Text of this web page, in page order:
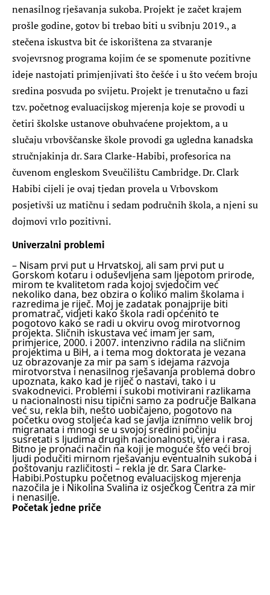
nenasilnog rješavanja sukoba. Projekt je začet krajem
prošle godine, gotov bi trebao biti u svibnju 2019., a
stečena iskustva bit će iskorištena za stvaranje
svojevrsnog programa kojim će se spomenute pozitivne
ideje nastojati primjenjivati što češće i u što većem broju
sredina posvuda po svijetu. Projekt je trenutačno u fazi
tzv. početnog evaluacijskog mjerenja koje se provodi u
četiri školske ustanove obuhvaćene projektom, a u
slučaju vrbovščanske škole provodi ga ugledna kanadska
stručnjakinja dr. Sara Clarke-Habibi, profesorica na
čuvenom engleskom Sveučilištu Cambridge. Dr. Clark
Habibi cijeli je ovaj tjedan provela u Vrbovskom
posjetivši uz matičnu i sedam područnih škola, a njeni su
dojmovi vrlo pozitivni.
Univerzalni problemi
– Nisam prvi put u Hrvatskoj, ali sam prvi put u
Gorskom kotaru i oduševljena sam ljepotom prirode,
mirom te kvalitetom rada kojoj svjedočim već
nekoliko dana, bez obzira o koliko malim školama i
razredima je riječ. Moj je zadatak ponajprije biti
promatrač, vidjeti kako škola radi općenito te
pogotovo kako se radi u okviru ovog mirotvornog
projekta. Sličnih iskustava već imam jer sam,
primjerice, 2000. i 2007. intenzivno radila na sličnim
projektima u BiH, a i tema mog doktorata je vezana
uz obrazovanje za mir pa sam s idejama razvoja
mirotvorstva i nenasilnog rješavanja problema dobro
upoznata, kako kad je riječ o nastavi, tako i u
svakodnevici. Problemi i sukobi motivirani razlikama
u nacionalnosti nisu tipični samo za područje Balkana
već su, rekla bih, nešto uobičajeno, pogotovo na
početku ovog stoljeća kad se javlja iznimno velik broj
migranata i mnogi se u svojoj sredini počinju
susretati s ljudima drugih nacionalnosti, vjera i rasa.
Bitno je pronaći način na koji je moguće što veći broj
ljudi podučiti mirnom rješavanju eventualnih sukoba i
poštovanju različitosti – rekla je dr. Sara Clarke-
Habibi.Postupku početnog evaluacijskog mjerenja
nazočila je i Nikolina Svalina iz osječkog Centra za mir
i nenasilje.
Početak jedne priče